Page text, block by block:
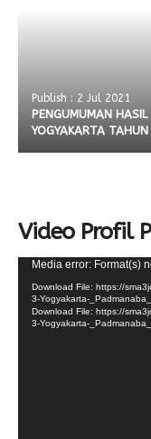
Publish : 2 Jul 2021
PENGUMUMAN HASIL
YOGYAKARTA
Video Profil
Video
Player
Media error: Format(s)
Download File: https://
3-Yogyakarta-
Download File: https://
3-Yogyakarta-